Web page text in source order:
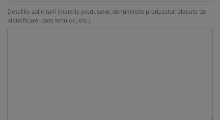
Detaliile solicitarii (marcile produselor, denumireile produselor, placute de
identificare, date tehnice, etc.)